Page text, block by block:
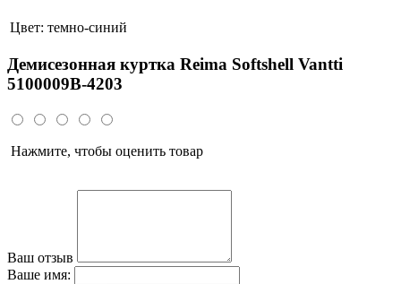
Цвет: темно-синий
Демисезонная куртка Reima Softshell Vantti
5100009B-4203
Нажмите, чтобы оценить товар
Ваш отзыв
Ваше имя: